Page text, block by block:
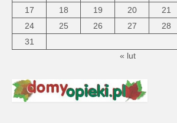
17
18 19 20 21
24
25 26 27 28
31
« lut